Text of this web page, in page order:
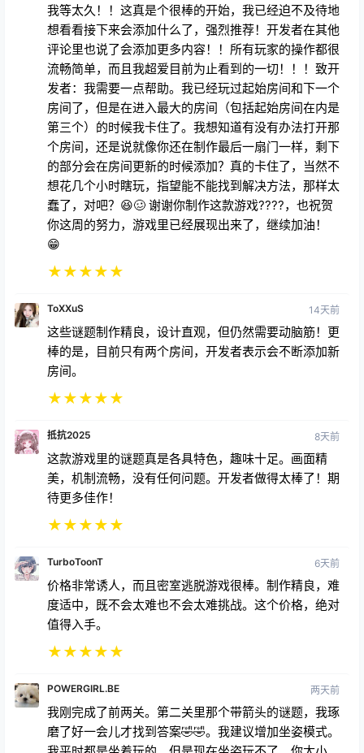
我等太久！！这真是个很棒的开始，我已经迫不及待地
想看看接下来会添加什么了，强烈推荐！开发者在其他
评论里也说了会添加更多内容！！所有玩家的操作都很
流畅简单，而且我超爱目前为止看到的一切！！！致开
发者：我需要一点帮助。我已经玩过起始房间和下一个
房间了，但是在进入最大的房间（包括起始房间在内是
第三个）的时候我卡住了。我想知道有没有办法打开那
个房间，还是说就像你还在制作最后一扇门一样，剩下
的部分会在房间更新的时候添加？真的卡住了，当然不
想花几个小时瞎玩，指望能不能找到解决方法，那样太
蠢了，对吧？😆🥴 谢谢你制作这款游戏????，也祝贺
你这周的努力，游戏里已经展现出来了，继续加油！
😁
★★★★★
ToXXuS 14天前
这些谜题制作精良，设计直观，但仍然需要动脑筋！更
棒的是，目前只有两个房间，开发者表示会不断添加新
房间。
★★★★★
抵抗2025 8天前
这款游戏里的谜题真是各具特色，趣味十足。画面精
美，机制流畅，没有任何问题。开发者做得太棒了！期
待更多佳作！
★★★★★
TurboToonT 6天前
价格非常诱人，而且密室逃脱游戏很棒。制作精良，难
度适中，既不会太难也不会太难挑战。这个价格，绝对
值得入手。
★★★★★
POWERGIRL.BE 两天前
我刚完成了前两关。第二关里那个带箭头的谜题，我琢
磨了好一会儿才找到答案🤣🤣。我建议增加坐姿模式。